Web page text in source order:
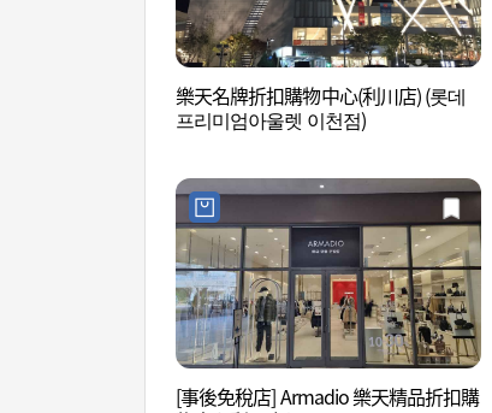
樂天名牌折扣購物中心(利川店) (롯데
프리미엄아울렛 이천점)
[事後免稅店] Armadio 樂天精品折扣購